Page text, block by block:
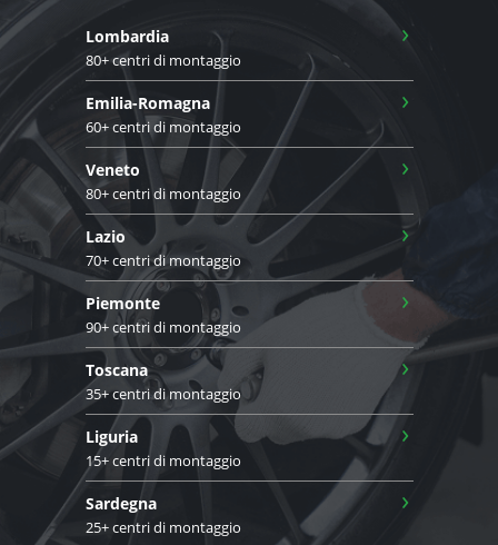
Lombardia
80+ centri di montaggio
›
Emilia-Romagna
60+ centri di montaggio
›
Veneto
80+ centri di montaggio
›
Lazio
70+ centri di montaggio
›
Piemonte
90+ centri di montaggio
›
Toscana
35+ centri di montaggio
›
Liguria
15+ centri di montaggio
›
Sardegna
25+ centri di montaggio
›